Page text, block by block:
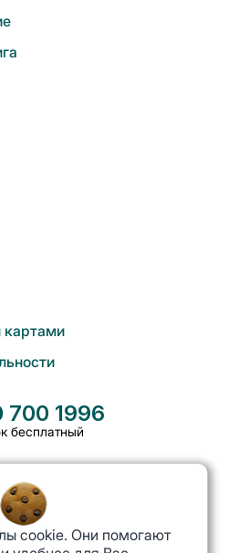
картами
700 1996
бесплатный
cookie. Они помогают